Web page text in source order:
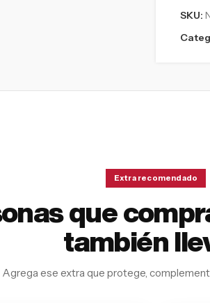
SKU:
Extra recomendado
que
también
Agrega ese extra que protege,